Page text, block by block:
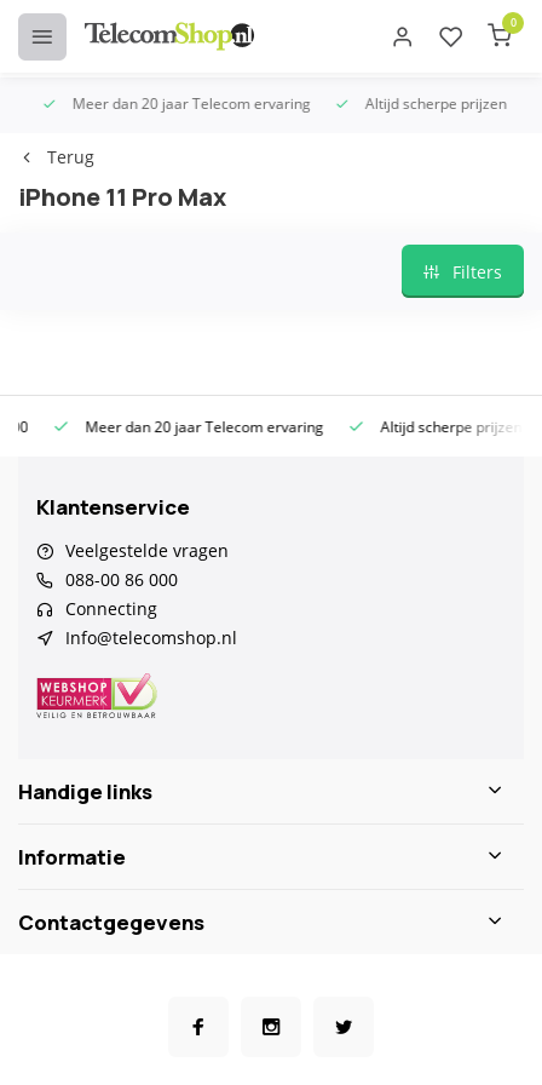
0
Meer dan 20 jaar Telecom ervaring Altijd scherpe prijzen
Terug
iPhone 11 Pro Max
Filters
Meer dan 20 jaar Telecom ervaring Altijd scherpe prijzen
Klantenservice
Veelgestelde vragen
088-00 86 000
Connecting
Info@telecomshop.nl
Handige links
Informatie
Contactgegevens